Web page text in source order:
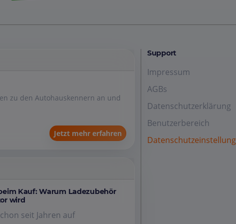
zu den Autohauskennern an und
Jetzt mehr erfahren
Kauf: Warum Ladezubehör
wird
seit Jahren auf
Support
Impressum
AGBs
Datenschutzerklärung
Benutzerbereich